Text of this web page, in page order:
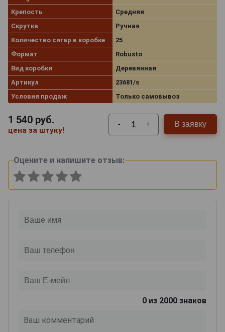
Крепость
Средняя
Скрутка
Ручная
Количество сигар в коробке
25
Формат
Robusto
Вид коробки
Деревянная
Артикул
23681/s
Условия продаж
Только самовывоз
1 540 руб.
цена за штуку!
- + В заявку
Оцените и напишите отзыв:
0 из 2000 знаков